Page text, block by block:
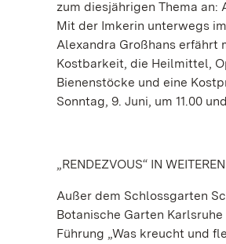
zum diesjährigen Thema an:
Mit der Imkerin unterwegs
Alexandra Großhans erfährt
Kostbarkeit, die Heilmittel,
Bienenstöcke und eine
Sonntag, 9. Juni, um 11.00
„RENDEZVOUS“ IN
Außer dem Schlossgarten
Botanische Garten
Führung „Was kreucht und